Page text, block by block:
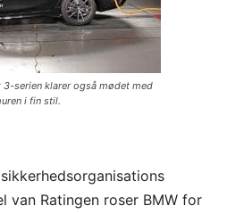
3-serien klarer også mødet med
i fin stil.
van Ratingen roser BMW for